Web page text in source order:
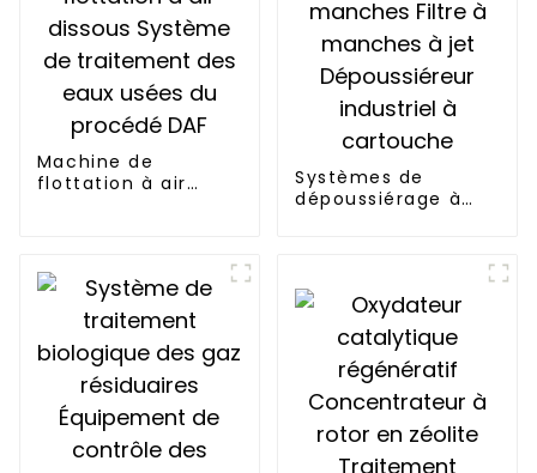
Machine de
flottation à air
procédé DAF
Systèmes de
dépoussiérage à
industriel à
cartouche